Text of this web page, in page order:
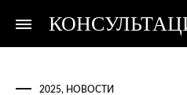
Консультация
Консультация
2025, НОВОСТИ